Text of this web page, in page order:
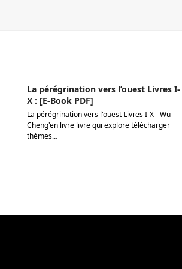
La pérégrination vers l’ouest Livres I-
X : [E-Book PDF]
La pérégrination vers l'ouest Livres I-X - Wu
Cheng'en livre livre qui explore télécharger
thèmes…